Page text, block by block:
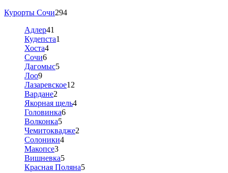
Курорты Сочи294
Адлер41
Кудепста1
Хоста4
Сочи6
Дагомыс5
Лоо9
Лазаревское12
Вардане2
Якорная щель4
Головинка6
Волконка5
Чемитоквадже2
Солоники4
Макопсе3
Вишневка5
Красная Поляна5